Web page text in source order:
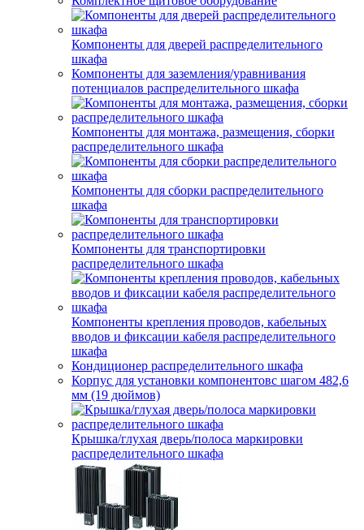
Компоненты для дверей распределительного
шкафа
Компоненты для заземления/уравнивания
потенциалов распределительного шкафа
Компоненты для монтажа, размещения, сборки
распределительного шкафа
Компоненты для сборки распределительного
шкафа
Компоненты для транспортировки
распределительного шкафа
Компоненты крепления проводов, кабельных
вводов и фиксации кабеля распределительного
шкафа
Кондиционер распределительного шкафа
Корпус для установки компонентовс шагом 482,6
мм (19 дюймов)
Крышка/глухая дверь/полоса маркировки
распределительного шкафа